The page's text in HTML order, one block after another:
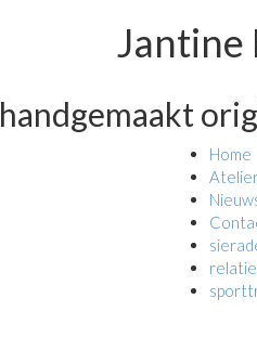
Jantine
handgemaakt
Home